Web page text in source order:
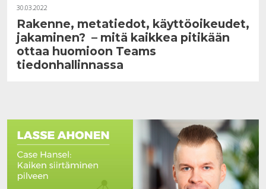
30.03.2022
Rakenne, metatiedot, käyttöoikeudet,
jakaminen? – mitä kaikkea pitikään
ottaa huomioon Teams
tiedonhallinnassa